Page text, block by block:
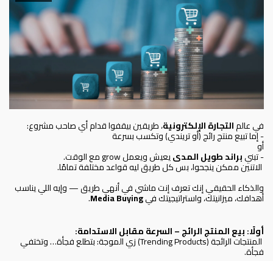
في عالمالتجارة الإلكترونية، طريقين بيقفوا قدام أي صاحب مشروع:
- إما تبيع منتج رائج (أو تريندي) وتكسب بسرعة
أو
- تبنيبراند طويل المدىيعيش ويعمل grow مع الوقت.
الاتنين ممكن ينجحوا، بس كل طريق ليه قواعد مختلفة تمامًا.
والذكاء الحقيقي إنك تعرف إنت ماشي في أنهي طريق — وإيه اللي يناسب
أهدافك، ميزانيتك، واستراتيجيتك فيMedia Buying
.
أولًا: بيع المنتج الرائج – السرعة مقابل الاستدامة:
المنتجات الرائجة (Trending Products) زي الموجة: بتطلع فجأة… وتختفي
فجأة.